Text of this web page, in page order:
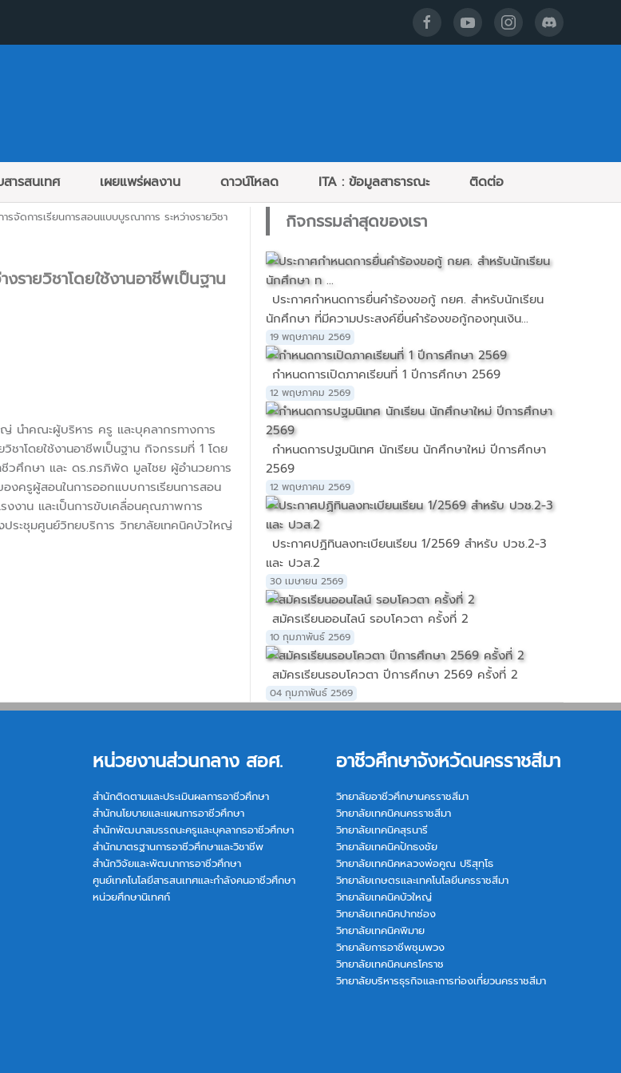
สารสนเทศ เผยแพร่ผลงาน ดาวน์โหลด ITA : ข้อมูลสาธารณะ ติดต่อ
รจัดการเรียนการสอนแบบบูรณาการ ระหว่างรายวิชา
รายวิชาโดยใช้งานอาชีพเป็นฐาน
นำคณะผู้บริหาร ครู และบุคลากรทางการ
ชาโดยใช้งานอาชีพเป็นฐาน กิจกรรมที่ 1 โดย
วศึกษา และ ดร.ภรภิพัด มูลไชย ผู้อำนวยการ
ครูผู้สอนในการออกแบบการเรียนการสอน
งาน และเป็นการขับเคลื่อนคุณภาพการ
ระชุมศูนย์วิทยบริการ วิทยาลัยเทคนิคบัวใหญ่
กิจกรรมล่าสุดของเรา
ประกาศกำหนดการยื่นคำร้องขอกู้ กยศ. สำหรับนักเรียน
นักศึกษา ที่มีความประสงค์ยื่นคำร้องขอกู้กองทุนเงิน...
19 พฤษภาคม 2569
กำหนดการเปิดภาคเรียนที่ 1 ปีการศึกษา 2569
12 พฤษภาคม 2569
กำหนดการปฐมนิเทศ นักเรียน นักศึกษาใหม่ ปีการศึกษา
2569
12 พฤษภาคม 2569
ประกาศปฏิทินลงทะเบียนเรียน 1/2569 สำหรับ ปวช.2-3
และ ปวส.2
30 เมษายน 2569
สมัครเรียนออนไลน์ รอบโควตา ครั้งที่ 2
10 กุมภาพันธ์ 2569
สมัครเรียนรอบโควตา ปีการศึกษา 2569 ครั้งที่ 2
04 กุมภาพันธ์ 2569
หน่วยงานส่วนกลาง สอศ.
สำนักติดตามและประเมินผลการอาชีวศึกษา
สำนักนโยบายและแผนการอาชีวศึกษา
สำนักพัฒนาสมรรถนะครูและบุคลากรอาชีวศึกษา
สำนักมาตรฐานการอาชีวศึกษาและวิชาชีพ
สำนักวิจัยและพัฒนาการอาชีวศึกษา
ศูนย์เทคโนโลยีสารสนเทศและกำลังคนอาชีวศึกษา
หน่วยศึกษานิเทศก์
อาชีวศึกษาจังหวัดนครราชสีมา
วิทยาลัยอาชีวศึกษานครราชสีมา
วิทยาลัยเทคนิคนครราชสีมา
วิทยาลัยเทคนิคสุรนารี
วิทยาลัยเทคนิคปักธงชัย
วิทยาลัยเทคนิคหลวงพ่อคูณ ปริสุทฺโธ
วิทยาลัยเกษตรและเทคโนโลยีนครราชสีมา
วิทยาลัยเทคนิคบัวใหญ่
วิทยาลัยเทคนิคปากช่อง
วิทยาลัยเทคนิคพิมาย
วิทยาลัยการอาชีพชุมพวง
วิทยาลัยเทคนิคนครโคราช
วิทยาลัยบริหารธุรกิจและการท่องเที่ยวนครราชสีมา